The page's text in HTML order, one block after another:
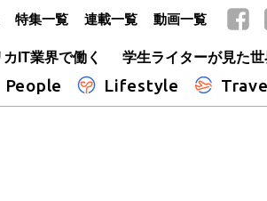
IT業界で働く
学生ライターが見た世
People Lifestyle
特集一覧 連載一覧 動画一覧